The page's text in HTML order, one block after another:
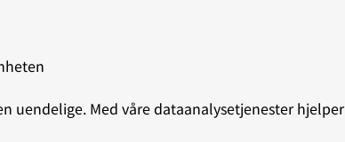
uendelige. Med våre dataanalysetjenester